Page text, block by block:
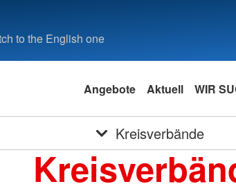
to the English one
Angebote Aktuell WIR
Kreisverbände